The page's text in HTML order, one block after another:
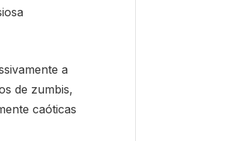
a
de zumbis,
caóticas